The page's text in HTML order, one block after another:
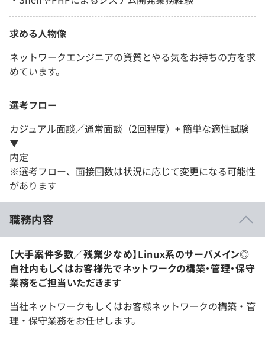
求める人物像
ネットワークエンジニアの資質とやる気をお持ちの方を求
めています。
選考フロー
カジュアル面談／通常面談（2回程度）+ 簡単な適性試験
▼
内定
※選考フロー、面接回数は状況に応じて変更になる可能性
があります
職務内容
【大手案件多数／残業少なめ】Linux系のサーバメイン◎
自社内もしくはお客様先でネットワークの構築・管理・保守
業務をご担当いただきます
当社ネットワークもしくはお客様ネットワークの構築・管
理・保守業務をお任せします。